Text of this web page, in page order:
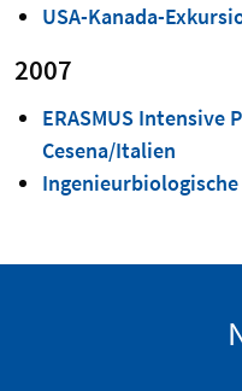
USA-Kanada-
2007
ERASMUS Intensive
Cesena/Italien
Ingenieurbiologische